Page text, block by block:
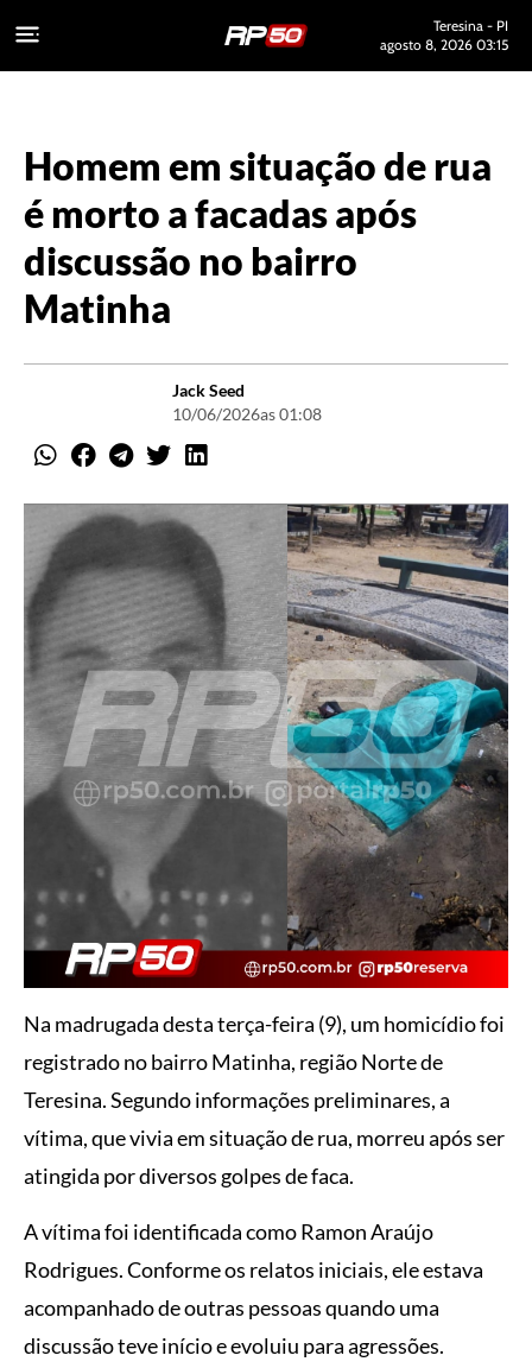
Teresina - PI
agosto 8, 2026 03:15
Homem em situação de rua
é morto a facadas após
discussão no bairro
Matinha
Jack Seed
10/06/2026as 01:08
Na madrugada desta terça-feira (9), um homicídio foi
registrado no bairro Matinha, região Norte de
Teresina. Segundo informações preliminares, a
vítima, que vivia em situação de rua, morreu após ser
atingida por diversos golpes de faca.
A vítima foi identificada como Ramon Araújo
Rodrigues. Conforme os relatos iniciais, ele estava
acompanhado de outras pessoas quando uma
discussão teve início e evoluiu para agressões.